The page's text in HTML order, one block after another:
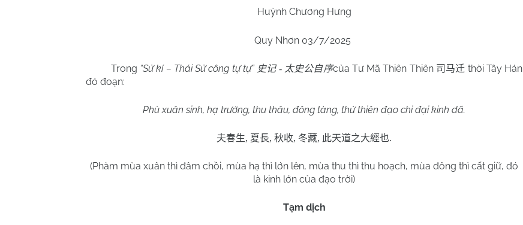
Huỳnh Chương Hưng
Quy Nhơn 03/7/2025
Trong “Sử kí – Thái Sử công tự tự” 史记- 太史公自序của Tư Mã Thiên Thiên 司马迁 thời Tây Hán
đó đoạn:
Phù xuân sinh, hạ trưởng, thu thâu, đông tàng, thử thiên đạo chi đại kinh dã.
夫春生, 夏長, 秋收, 冬藏, 此天道之大經也.
(Phàm mùa xuân thì đâm chồi, mùa hạ thì lớn lên, mùa thu thì thu hoạch, mùa đông thì cất giữ, đó
là kinh lớn của đạo trời)
Tạm dịch